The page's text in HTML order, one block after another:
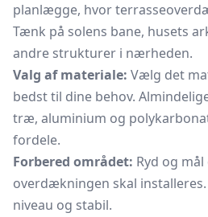
planlægge, hvor
Tænk på solens bane, husets
andre strukturer i nærheden.
Valg af materiale: Vælg det
bedst til dine behov.
træ, aluminium og
fordele.
Forbered området: Ryd og
overdækningen skal
niveau og stabil.